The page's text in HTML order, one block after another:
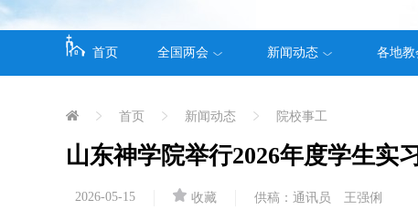
首页 全国两会 新闻动态 各地教
首页 新闻动态 院校事工
山东神学院举行2026年度学生实
2026-05-15 收藏 供稿：通讯员 王强俐